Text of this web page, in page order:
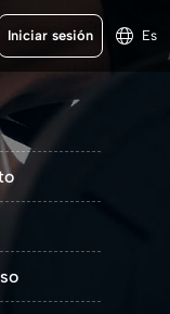
Iniciar sesión Es